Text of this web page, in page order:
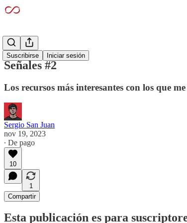
Suscribirse Iniciar sesión
Señales
Señales #2
Los recursos más interesantes con los que
Sergio San Juan
nov 19, 2023
∙ De pago
10
1
Compartir
Esta publicación es para